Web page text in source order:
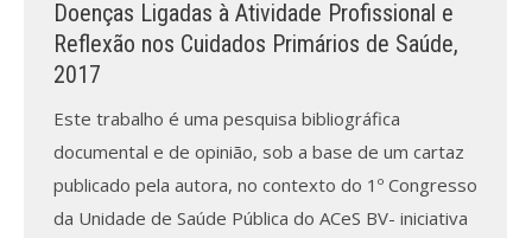
Informações adicionais
Ficha técnica
Doenças Ligadas à Atividade Profissional e
Reflexão nos Cuidados Primários de Saúde,
2017
Este trabalho é uma pesquisa bibliográfica
documental e de opinião, sob a base de um cartaz
publicado pela autora, no contexto do 1º Congresso
da Unidade de Saúde Pública do ACeS BV- iniciativa